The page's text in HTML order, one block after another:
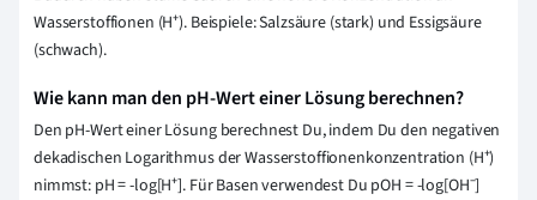
Wasserstoffionen (H⁺). Beispiele: Salzsäure (stark) und Essigsäure
(schwach).
Wie kann man den pH-Wert einer Lösung berechnen?
Den pH-Wert einer Lösung berechnest Du, indem Du den negativen
dekadischen Logarithmus der Wasserstoffionenkonzentration (H⁺)
nimmst: pH = -log[H⁺]. Für Basen verwendest Du pOH = -log[OH⁻]